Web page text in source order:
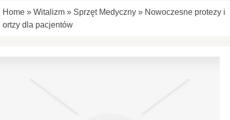
Home » Witalizm » Sprzęt Medyczny » Nowoczesne protezy i
ortzy dla pacjentów